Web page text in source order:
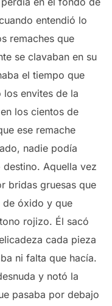
entendió lo
remaches que
se clavaban en su
el tiempo que
los envites de la
los cientos de
ese remache
nadie podía
Aquella vez
bridas gruesas que
de óxido y que
rojizo. Él sacó
cada pieza
ni falta que hacía.
y notó la
pasaba por debajo